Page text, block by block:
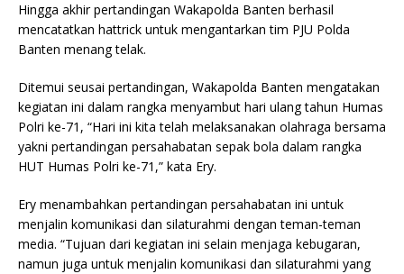
Hingga akhir pertandingan Wakapolda Banten berhasil
mencatatkan hattrick untuk mengantarkan tim PJU Polda
Banten menang telak.
Ditemui seusai pertandingan, Wakapolda Banten mengatakan
kegiatan ini dalam rangka menyambut hari ulang tahun Humas
Polri ke-71, “Hari ini kita telah melaksanakan olahraga bersama
yakni pertandingan persahabatan sepak bola dalam rangka
HUT Humas Polri ke-71,” kata Ery.
Ery menambahkan pertandingan persahabatan ini untuk
menjalin komunikasi dan silaturahmi dengan teman-teman
media. “Tujuan dari kegiatan ini selain menjaga kebugaran,
namun juga untuk menjalin komunikasi dan silaturahmi yang